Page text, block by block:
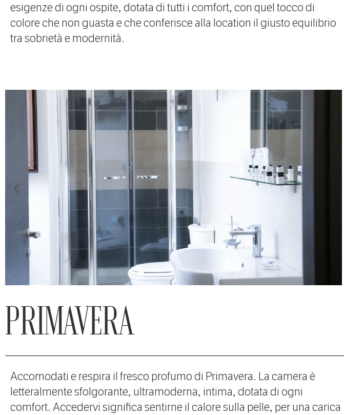
esigenze di ogni ospite, dotata di tutti i comfort, con quel tocco di
colore che non guasta e che conferisce alla location il giusto equilibrio
tra sobrietà e modernità.
PRIMAVERA
Accomodati e respira il fresco profumo di Primavera. La camera è
letteralmente sfolgorante, ultramoderna, intima, dotata di ogni
comfort. Accedervi significa sentirne il calore sulla pelle, per una carica